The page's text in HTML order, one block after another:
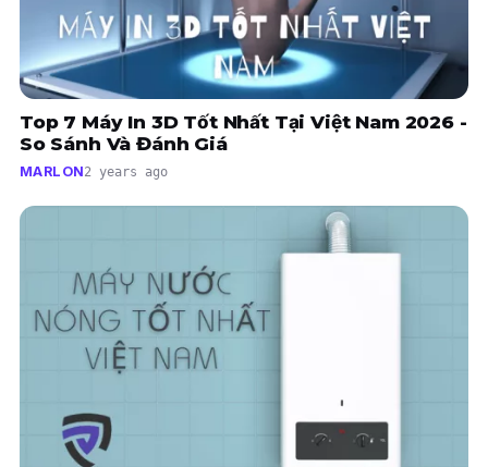
Top 7 Máy In 3D Tốt Nhất Tại Việt Nam 2026 -
So Sánh Và Đánh Giá
MARLON2 years ago